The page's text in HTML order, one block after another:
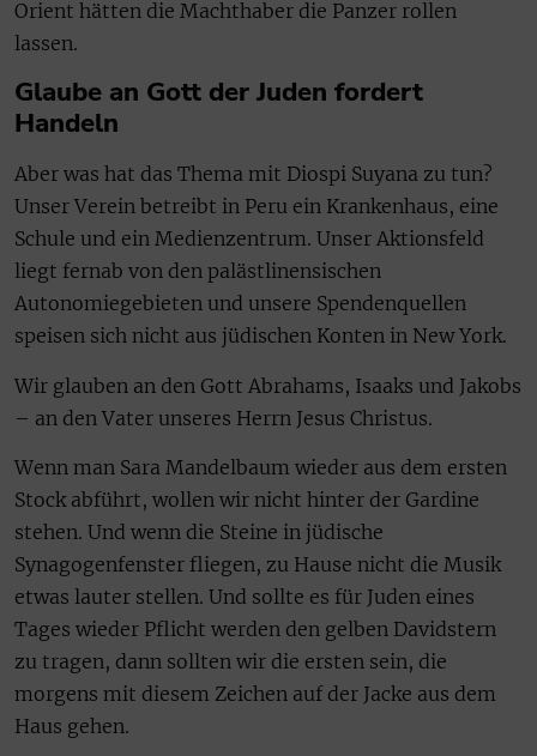
Orient hätten die Machthaber die Panzer rollen
lassen.
Glaube an Gott der Juden fordert
Handeln
Aber was hat das Thema mit Diospi Suyana zu tun?
Unser Verein betreibt in Peru ein Krankenhaus, eine
Schule und ein Medienzentrum. Unser Aktionsfeld
liegt fernab von den palästlinensischen
Autonomiegebieten und unsere Spendenquellen
speisen sich nicht aus jüdischen Konten in New York.
Wir glauben an den Gott Abrahams, Isaaks und Jakobs
– an den Vater unseres Herrn Jesus Christus.
Wenn man Sara Mandelbaum wieder aus dem ersten
Stock abführt, wollen wir nicht hinter der Gardine
stehen. Und wenn die Steine in jüdische
Synagogenfenster fliegen, zu Hause nicht die Musik
etwas lauter stellen. Und sollte es für Juden eines
Tages wieder Pflicht werden den gelben Davidstern
zu tragen, dann sollten wir die ersten sein, die
morgens mit diesem Zeichen auf der Jacke aus dem
Haus gehen.